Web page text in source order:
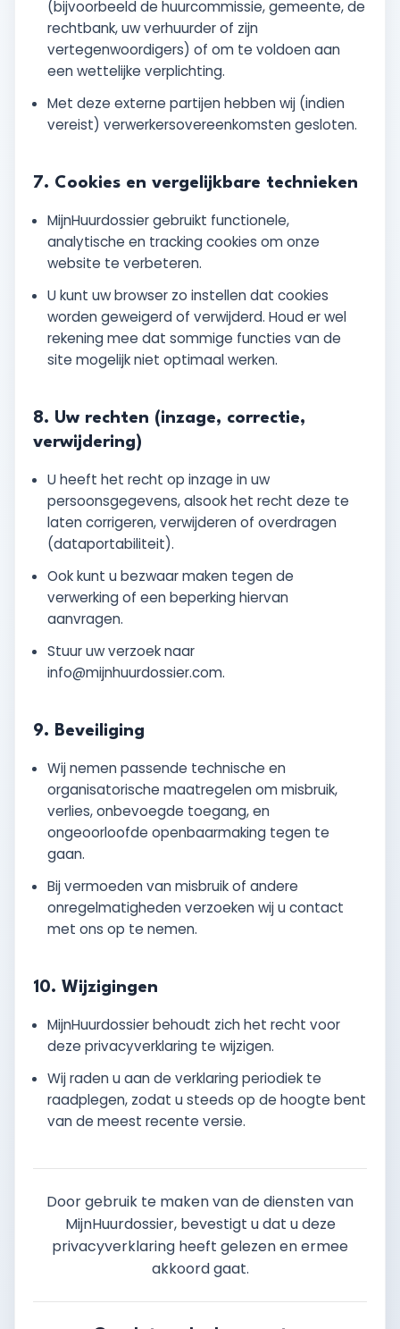
(bijvoorbeeld de huurcommissie, gemeente, de
rechtbank, uw verhuurder of zijn
vertegenwoordigers) of om te voldoen aan
een wettelijke verplichting.
Met deze externe partijen hebben wij (indien
vereist) verwerkersovereenkomsten gesloten.
7. Cookies en vergelijkbare technieken
MijnHuurdossier gebruikt functionele,
analytische en tracking cookies om onze
website te verbeteren.
U kunt uw browser zo instellen dat cookies
worden geweigerd of verwijderd. Houd er wel
rekening mee dat sommige functies van de
site mogelijk niet optimaal werken.
8. Uw rechten (inzage, correctie,
verwijdering)
U heeft het recht op inzage in uw
persoonsgegevens, alsook het recht deze te
laten corrigeren, verwijderen of overdragen
(dataportabiliteit).
Ook kunt u bezwaar maken tegen de
verwerking of een beperking hiervan
aanvragen.
Stuur uw verzoek naar
info@mijnhuurdossier.com.
9. Beveiliging
Wij nemen passende technische en
organisatorische maatregelen om misbruik,
verlies, onbevoegde toegang, en
ongeoorloofde openbaarmaking tegen te
gaan.
Bij vermoeden van misbruik of andere
onregelmatigheden verzoeken wij u contact
met ons op te nemen.
10. Wijzigingen
MijnHuurdossier behoudt zich het recht voor
deze privacyverklaring te wijzigen.
Wij raden u aan de verklaring periodiek te
raadplegen, zodat u steeds op de hoogte bent
van de meest recente versie.
Door gebruik te maken van de diensten van
MijnHuurdossier, bevestigt u dat u deze
privacyverklaring heeft gelezen en ermee
akkoord gaat.